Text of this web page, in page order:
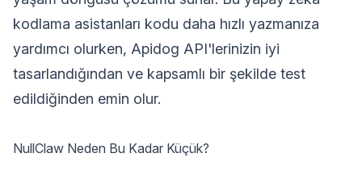
kodlama asistanları kodu daha hızlı yazmanıza
yardımcı olurken, Apidog API'lerinizin iyi
tasarlandığından ve kapsamlı bir şekilde test
edildiğinden emin olur.
NullClaw Neden Bu Kadar Küçük?